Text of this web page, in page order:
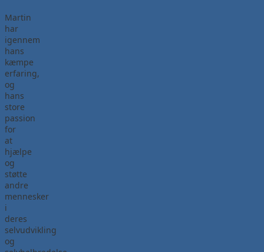
Martin
har
igennem
hans
kæmpe
erfaring,
og
hans
store
passion
for
at
hjælpe
og
støtte
andre
mennesker
i
deres
selvudvikling
og